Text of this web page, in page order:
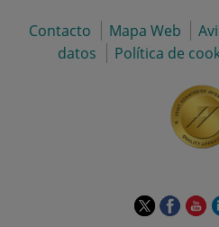
Contacto Mapa Web
datos
Política de
EsteEste